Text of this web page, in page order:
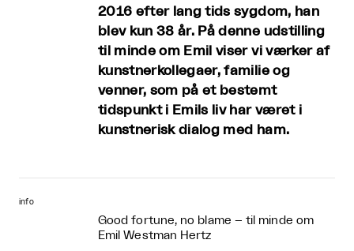
2016 efter lang tids sygdom, han
blev kun 38 år. På denne udstilling
til minde om Emil viser vi værker af
kunstnerkollegaer, familie og
venner, som på et bestemt
tidspunkt i Emils liv har været i
kunstnerisk dialog med ham.
info
Good fortune, no blame – til minde om
Emil Westman Hertz